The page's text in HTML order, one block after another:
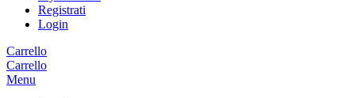
Registrati
Login
Carrello
Carrello
Menu